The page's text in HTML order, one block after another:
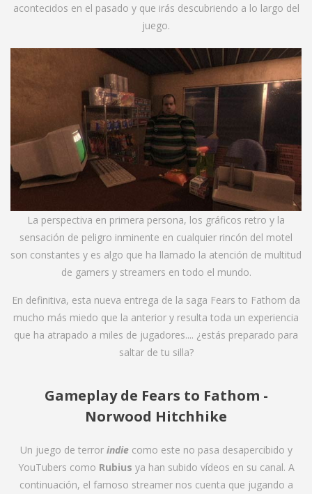
acontecidos en el pasado y que irás descubriendo a lo largo del
juego.
La perspectiva en primera persona, los gráficos retro y la
sensación de peligro inminente en cualquier rincón del motel
son constantes y es algo que ha llamado la atención de multitud
de gamers y streamers en todo el mundo.
En definitiva, esta nueva entrega de la saga Fears to Fathom da
mucho más miedo que la anterior y resulta toda un experiencia
que ha atrapado a miles de jugadores.... ¿estás preparado para
saltar de tu silla?
Gameplay de Fears to Fathom -
Norwood Hitchhike
Un juego de terror indiecomo este no pasa desapercibido y
YouTubers como Rubius ya han subido vídeos en su canal. A
continuación, el famoso streamer nos cuenta que jugando a